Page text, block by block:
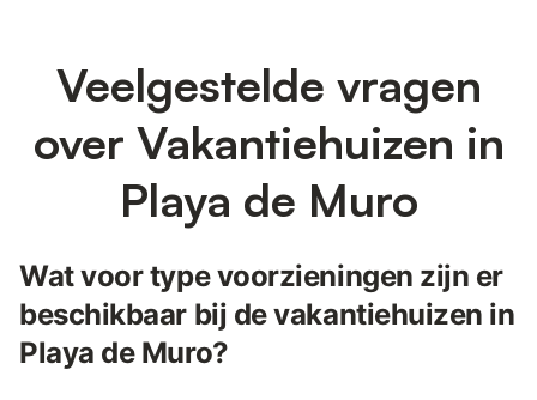
Veelgestelde vragen
over Vakantiehuizen in
Playa de Muro
Wat voor type voorzieningen zijn er
beschikbaar bij de vakantiehuizen in
Playa de Muro?